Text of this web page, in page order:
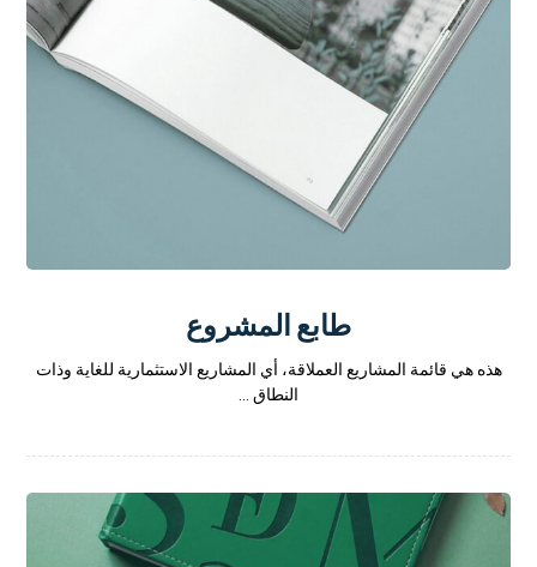
طابع المشروع
هذه هي قائمة المشاريع العملاقة، أي المشاريع الاستثمارية للغاية وذات
النطاق ...